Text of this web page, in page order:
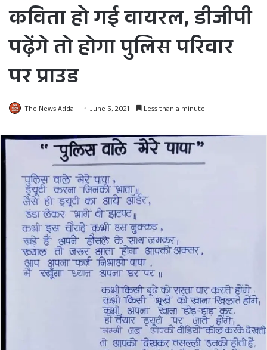
कविता हो गई वायरल, डीजीपी
पढ़ेंगे तो होगा पुलिस परिवार
पर प्राउड
The News Adda June 5, 2021 Less than a minute